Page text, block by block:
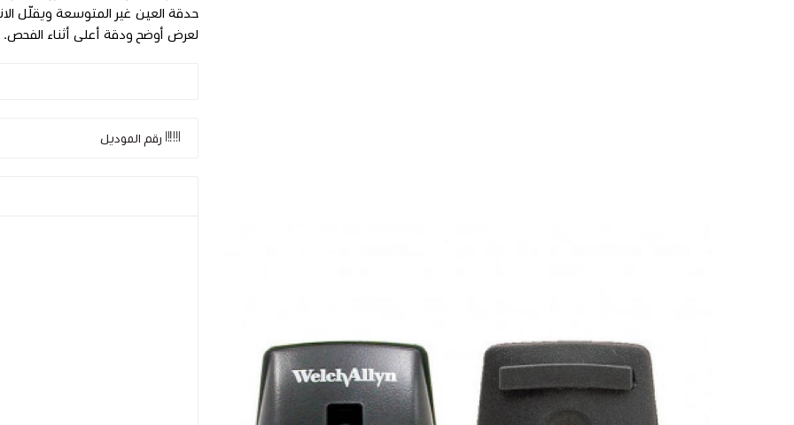
حدقة العين غير المتوسعة ويقلّل
لعرض أوضح ودقة أعلى أثناء الفحص.
رقم الموديل